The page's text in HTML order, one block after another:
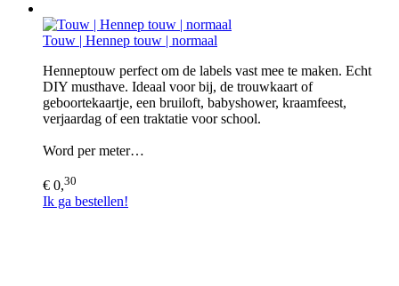
Touw | Hennep touw | normaal
Henneptouw perfect om de labels vast mee te maken. Echt
DIY musthave. Ideaal voor bij, de trouwkaart of
geboortekaartje, een bruiloft, babyshower, kraamfeest,
verjaardag of een traktatie voor school.
Word per meter…
€ 0,30
Ik ga bestellen!